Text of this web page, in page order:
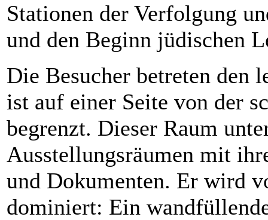
Stationen der Verfolgung
und den Beginn jüdischen
Die Besucher betreten den
ist auf einer Seite von der
begrenzt. Dieser Raum
Ausstellungsräumen mit
und Dokumenten. Er wird
dominiert: Ein